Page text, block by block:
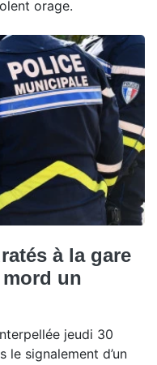
orage.
à la gare
un
jeudi 30
le signalement d’un